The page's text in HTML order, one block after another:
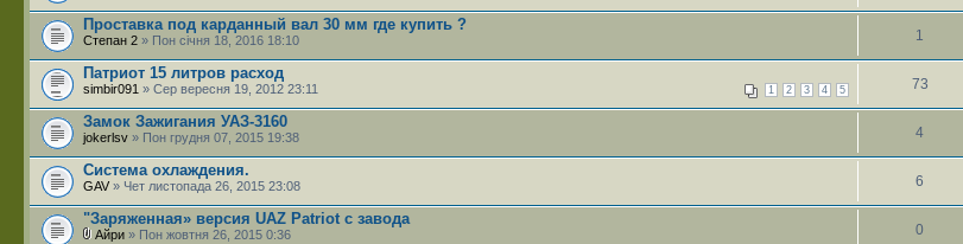
Проставка под карданный вал 30 мм где купить ?
Степан 2 » Пон січня 18, 2016 18:10 1
Патриот 15 литров расход
1 2 3 4 5
simbir091 » Сер вересня 19, 2012 23:11 73
Замок Зажигания УАЗ-3160
jokerlsv » Пон грудня 07, 2015 19:38 4
Система охлаждения.
GAV » Чет листопада 26, 2015 23:08 6
"Заряженная» версия UAZ Patriot с завода
Айри » Пон жовтня 26, 2015 0:36 0